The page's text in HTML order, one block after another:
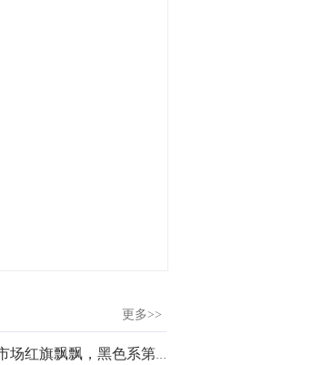
更多>>
独孤金圣：期货市场红旗飘飘，黑色系第二波到顶了？